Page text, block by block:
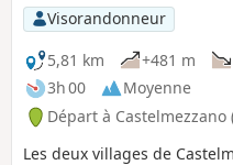
Visorandonneur
5,81 km
+481 m
3h 00
Moyenne
Départ à Castelmezzano
Les deux villages de